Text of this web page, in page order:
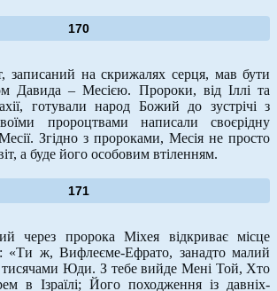
170
на скрижалях серця, мав бути
Давида – Месією. Пророки, від Іллі та
готували народ Божий до зустрічі з
пророцтвами написали своєрідну
Згідно з пророками, Месія не просто
а буде його особовим втіленням.
171
пророка Міхея відкриває місце
«Ти ж, Вифлеєме-Ефрато, занадто малий
Юди. З тебе вийде Мені Той, Хто
в Ізраїлі; Його походження із давніх-